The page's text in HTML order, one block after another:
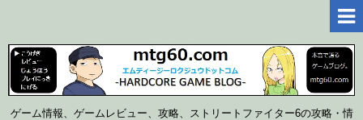
ゲーム情報、ゲームレビュー、攻略、ストリートファイター6の攻略・情